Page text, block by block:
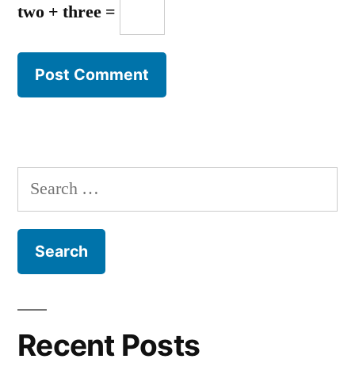
two + three =
Search
for:
Recent Posts